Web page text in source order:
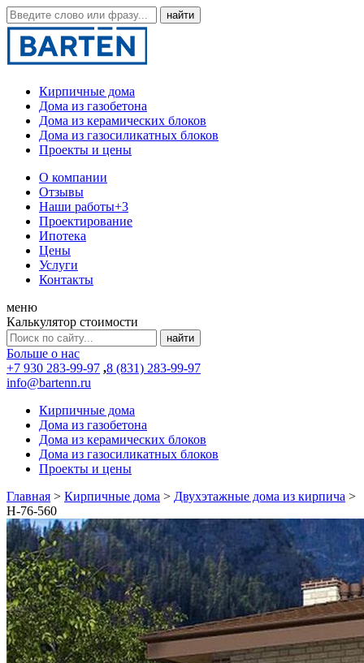
Кирпичные дома
Дома из газобетона
Дома из керамических блоков
Дома из газосиликатных блоков
Проекты и цены
О компании
Отзывы
Наши работы+3
Проектирование
Ипотека
Цены
Услуги
Контакты
меню
Калькулятор стоимости
Больше о нас
+7 930 283-99-97 ,8 (831) 283-99-97
info@bartenn.ru
Кирпичные дома
Дома из газобетона
Дома из керамических блоков
Дома из газосиликатных блоков
Проекты и цены
Главная > Кирпичные дома > Двухэтажные дома из кирпича >
Н-76-560